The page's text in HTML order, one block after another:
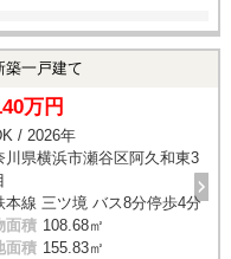
築一戸建て
万円
/ 2026年
川県横浜市瀬谷区阿久和東3
本線 三ツ境 バス8分停歩4分
面積 108.68㎡
面積 155.83㎡